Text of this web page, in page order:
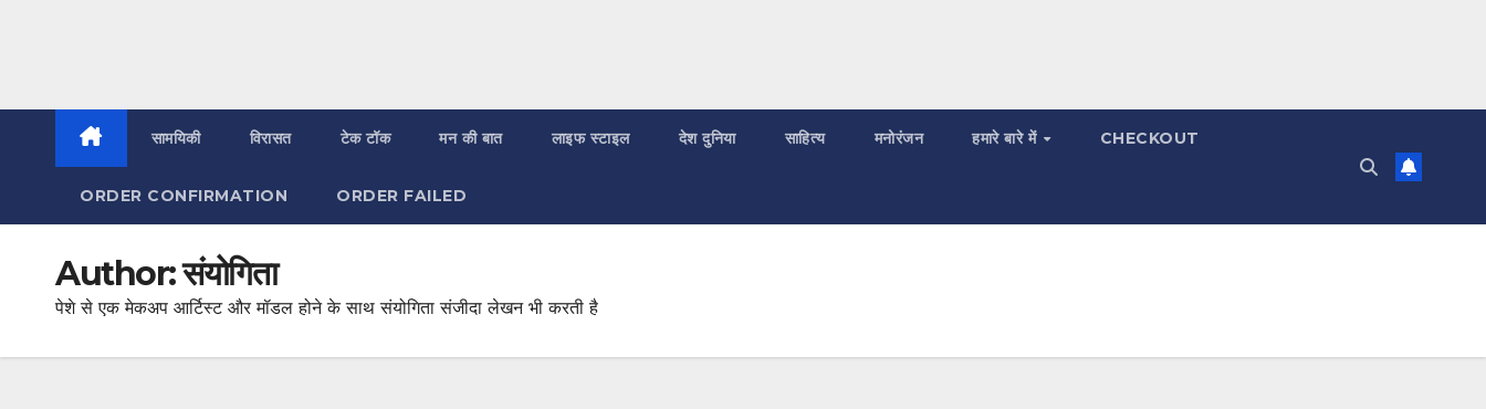
सामयिकी विरासत टेक टॉक मन की बात लाइफ स्टाइल देश दुनिया साहित्य मनोरंजन हमारे बारे में CHECKOUT
ORDER CONFIRMATION ORDER FAILED
Author:संयोगिता
पेशे से एक मेकअप आर्टिस्ट और मॉडल होने के साथ संयोगिता संजीदा लेखन भी करती है